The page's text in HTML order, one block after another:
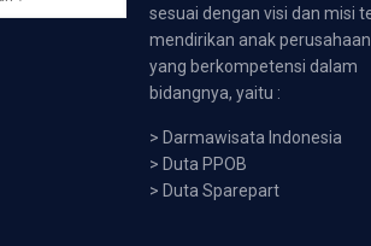
sesuai dengan visi dan misi
mendirikan anak perusahaan
yang berkompetensi dalam
bidangnya, yaitu :
> Darmawisata Indonesia
> Duta PPOB
> Duta Sparepart